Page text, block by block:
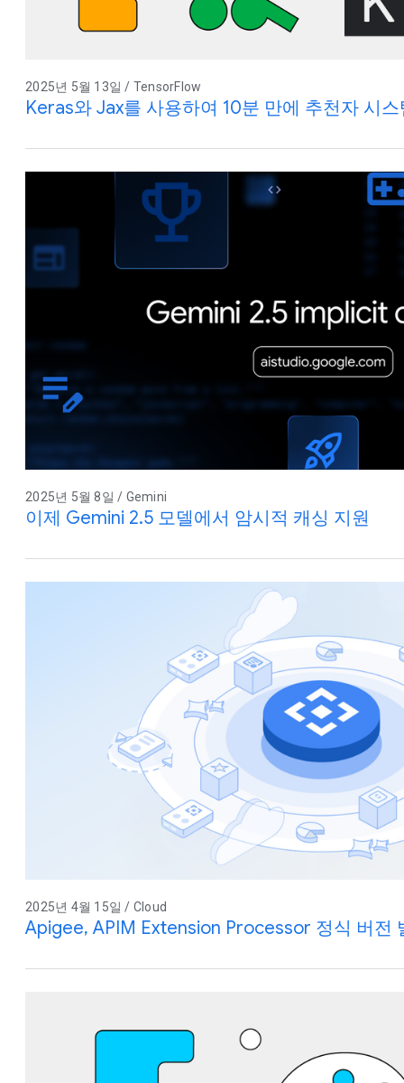
2025년 5월 13일 / TensorFlow
Keras와 Jax를 사용하여 10분 만에 추천자 시
2025년 5월 8일 / Gemini
이제 Gemini 2.5 모델에서 암시적 캐싱 지원
2025년 4월 15일 / Cloud
Apigee, APIM Extension Processor 정식 버전